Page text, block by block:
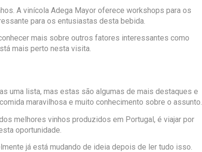
A vinícola Adega Mayor oferece workshops para os
para os entusiastas desta bebida.
mais sobre outros fatores interessantes como
mais perto nesta visita.
uma lista, mas estas são algumas de mais destaques e
maravilhosa e muito conhecimento sobre o assunto.
melhores vinhos produzidos em Portugal, é viajar por
oportunidade.
já está mudando de ideia depois de ler tudo isso.